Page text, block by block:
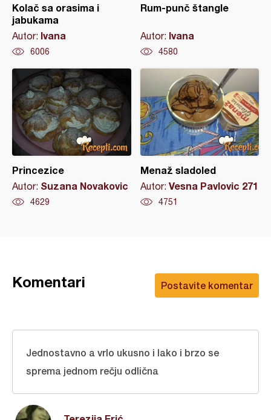
Kolač sa orasima i
jabukama
Autor: Ivana
6006
Rum-punč štangle
Autor: Ivana
4580
Princezice
Autor: Suzana Novakovic
4629
Menaž sladoled
Autor: Vesna Pavlovic 271
4751
Postavite komentar
Komentari
Jednostavno a vrlo ukusno i lako i brzo se
sprema jednom rečju odlična